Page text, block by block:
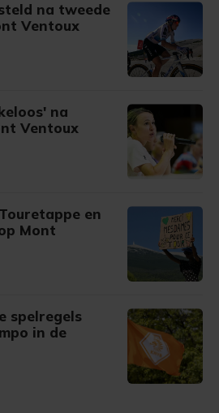
na tweede
Ventoux
na
Ventoux
en
Mont
spelregels
in de